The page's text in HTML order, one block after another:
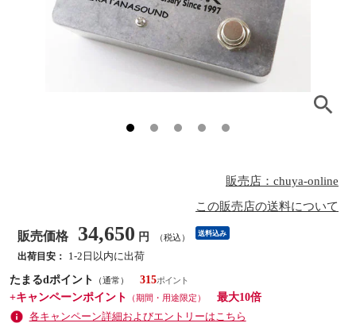
販売店：chuya-online
この販売店の送料について
販売価格 34,650 円 （税込） 送料込み
出荷目安：
1-2日以内に出荷
たまるdポイント
（通常）
315
+キャンペーンポイント
（期間・用途限定）
最大10倍
各キャンペーン詳細およびエントリーはこちら